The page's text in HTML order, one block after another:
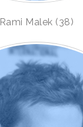
Rami Malek (38)